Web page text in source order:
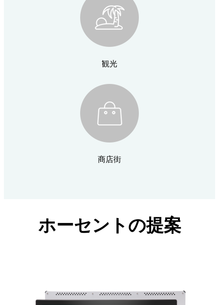
観光
商店街
ホーセントの提案